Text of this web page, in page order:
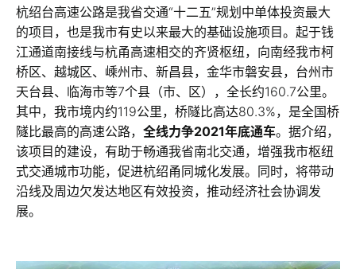
杭绍台高速公路是我省交通“十二五”规划中单体投资最大
的项目，也是我市有史以来最大的基础设施项目。起于钱
江通道南接线与杭甬高速相交的齐贤枢纽，向南经我市柯
桥区、越城区、嵊州市、新昌县，金华市磐安县，台州市
天台县、临海市等7个县（市、区），全长约160.7公里。
其中，我市境内约119公里，桥隧比高达80.3%，是全国桥
隧比最高的高速公路， 全线力争2021年底通车。据介绍，
该项目的建设，有助于畅通我省南北交通，增强我市枢纽
式交通城市功能，促进杭绍甬同城化发展。同时，将带动
沿线及周边欠发达地区有效投资，推动经济社会协调发
展。